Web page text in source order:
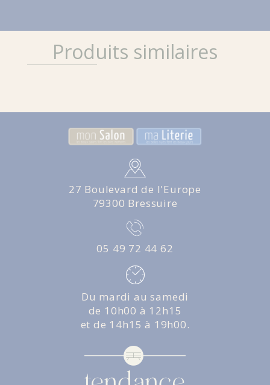
Produits similaires
27 Boulevard de l'Europe
79300 Bressuire
05 49 72 44 62
Du mardi au samedi
de 10h00 à 12h15
et de 14h15 à 19h00.